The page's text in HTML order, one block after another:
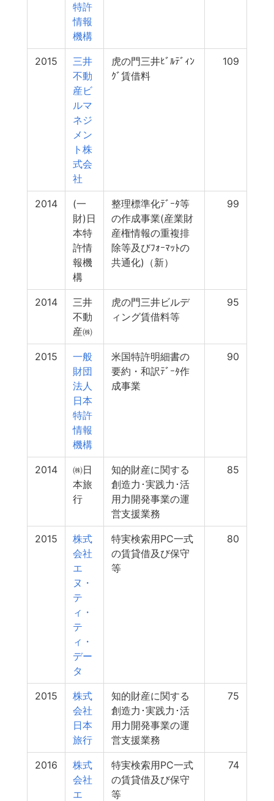
特許
情報
機構
2015
三井
不動
産ビ
ルマ
ネジ
メン
ト株
式会
社
虎の門三井ﾋﾞﾙﾃﾞｨﾝ
ｸﾞ賃借料
109
2014
(一
財)日
本特
許情
報機
構
整理標準化ﾃﾞｰﾀ等
の作成事業(産業財
産権情報の重複排
除等及びﾌｫｰﾏｯﾄの
共通化)（新）
99
2014
三井
不動
産㈱
虎の門三井ビルデ
ィング賃借料等
95
2015
一般
財団
法人
日本
特許
情報
機構
米国特許明細書の
要約・和訳ﾃﾞｰﾀ作
成事業
90
2014
㈱日
本旅
行
知的財産に関する
創造力･実践力･活
用力開発事業の運
営支援業務
85
2015
株式
会社
エ
ヌ・
テ
ィ・
テ
ィ・
デー
タ
特実検索用PC一式
の賃貸借及び保守
等
80
2015
株式
会社
日本
旅行
知的財産に関する
創造力･実践力･活
用力開発事業の運
営支援業務
75
2016
株式
会社
エ
特実検索用PC一式
の賃貸借及び保守
等
74